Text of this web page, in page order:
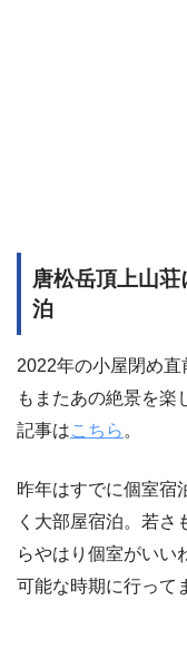
唐松岳頂上山
泊
2022年の小屋閉め
もまたあの絶景を
記事はこちら。
昨年はすでに個室宿
く大部屋宿泊。若さ
らやはり個室がいい
可能な時期に行って